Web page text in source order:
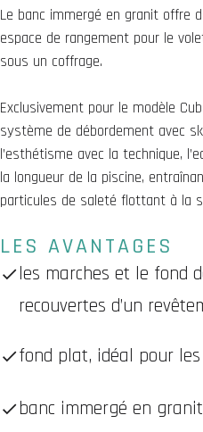
Le banc immergé en granit offre
espace de rangement pour le
sous un coffrage.
Exclusivement pour le modèle
système de débordement avec
l’esthétisme avec la technique,
la longueur de la piscine,
particules de saleté flottant à la
LES AVANTAGES
les marches et le fond
recouvertes d’un
fond plat, idéal pour
banc immergé en granit